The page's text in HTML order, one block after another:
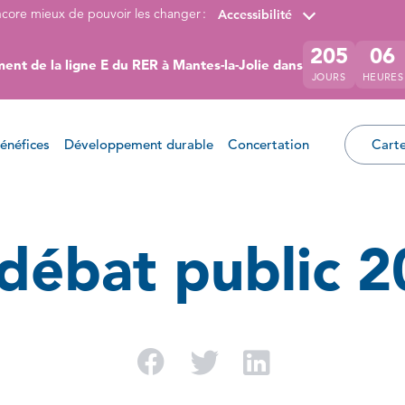
mieux de pouvoir les changer : Accessibilité
de la ligne E du RER à Mantes-la-Jolie dans 205
JOURS
06
HEURES
Développement durable Concertation
public
Partager sur
Partager sur